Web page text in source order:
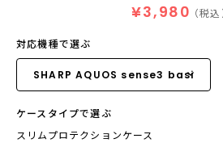
¥3,980 （税込
対応機種で選ぶ
ケースタイプで選ぶ
スリムプロテクションケース